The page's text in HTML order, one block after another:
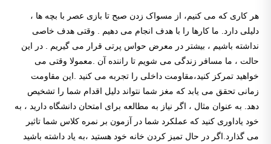
هر کاری که می کنیم، از مسواک زدن صبح تا بازی عصر با بچه ها ،
دلیلی دارد. ما کارها را با هدف انجام می دهیم . وقتی هدف خاصی
نداشته باشیم ، بیشتر در معرض حواس پرتی قرار می گیریم . در این
حالت ، ما مسافر زندگی می شویم تا راننده آن .معمولا وقتی می
خواهید تمرکز کنید،مقاومت داخلی را تجربه می کنید .این مقاومت
زمانی تحقق می یابد که مغز شما نتواند دلیل اقدام شما را تشخیص
دهد. به عنوان مثال ، اگر نیاز به مطالعه برای امتحان دانشگاه دارید ، به
خود یاداوری کنید که عملکرد شما در آزمون بر نمره کلاس شما تاثیر
می گذارد.اگر در حال تمیز کردن خانه خود هستید ،به یاد داشته باشید